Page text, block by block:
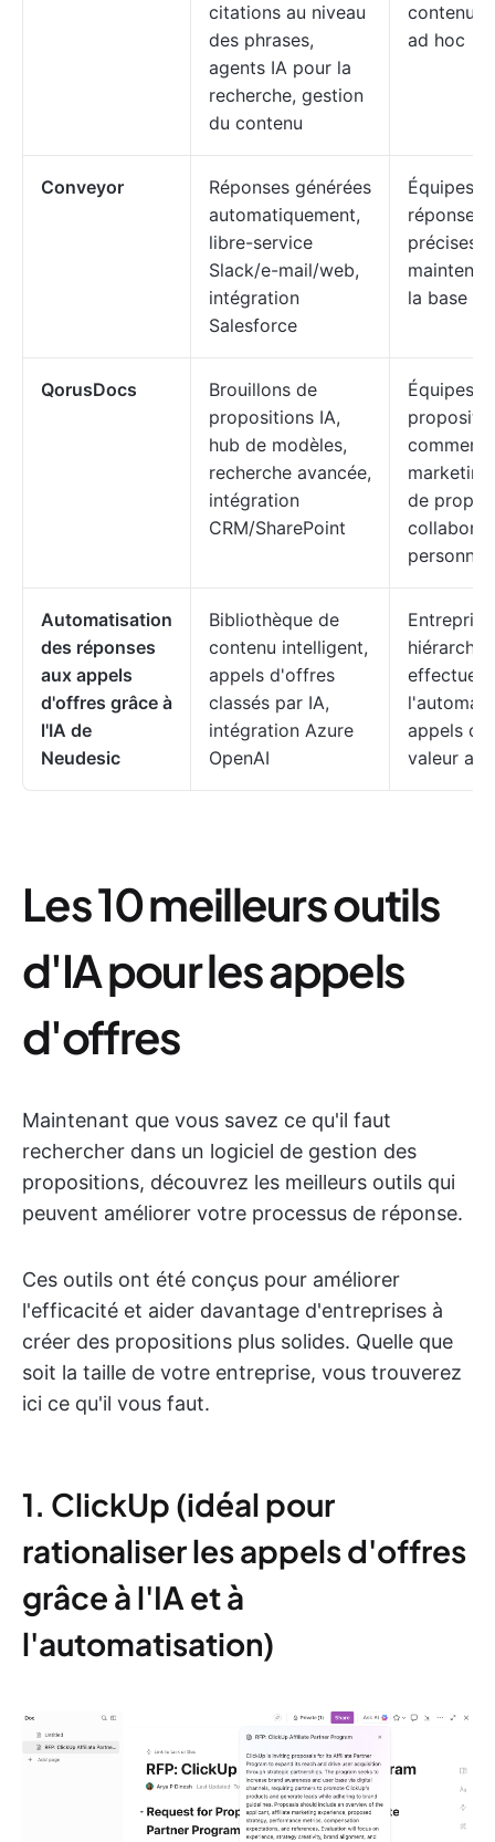
citations au niveau
des phrases,
agents IA pour la
recherche, gestion
du contenu
contenu
ad hoc
Conveyor
Réponses générées
automatiquement,
libre-service
Slack/e-mail/web,
intégration
Salesforce
Équipes
réponses
précises
la base
QorusDocs
Brouillons de
propositions IA,
hub de modèles,
recherche avancée,
intégration
CRM/SharePoint
Équipes
de
Automatisation
des réponses
aux appels
d'offres grâce à
l'IA de
Neudesic
Bibliothèque de
contenu intelligent,
appels d'offres
classés par IA,
intégration Azure
OpenAI
effectuent
appels
valeur
Les 10 meilleurs outils
d'IA pour les appels
d'offres
Maintenant que vous savez ce qu'il faut
rechercher dans un logiciel de gestion des
propositions, découvrez les meilleurs outils qui
peuvent améliorer votre processus de réponse.
Ces outils ont été conçus pour améliorer
l'efficacité et aider davantage d'entreprises à
créer des propositions plus solides. Quelle que
soit la taille de votre entreprise, vous trouverez
ici ce qu'il vous faut.
1. ClickUp (idéal pour
rationaliser les appels d'offres
grâce à l'IA et à
l'automatisation)